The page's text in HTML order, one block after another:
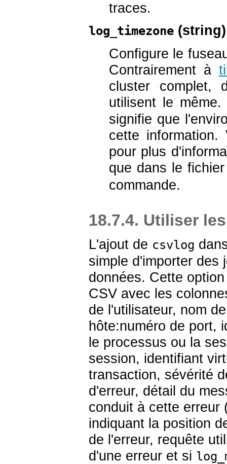
traces.
log_timezone (string)
Configure le
Contrairement à
cluster complet,
utilisent le
signifie que
cette
pour plus
que dans le
commande.
18.7.4. Utiliser
L'ajout de csvlog
simple d'importer des
données. Cette
CSV avec les
de l'utilisateur, nom
hôte:numéro de port,
le processus ou la
session, identifiant
transaction, sévérité
d'erreur, détail du
conduit à cette erreur
indiquant la position
de l'erreur, requête
d'une erreur et si